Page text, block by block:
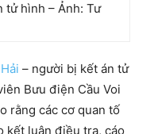
tử hình – Ảnh: Tư
– người bị kết án tử
Bưu điện Cầu Voi
rằng các cơ quan tố
kết luận điều tra, cáo